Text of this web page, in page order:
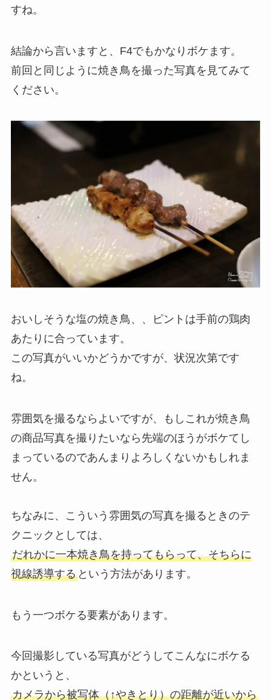
すね。
結論から言いますと、F4でもかなりボケます。
前回と同じように焼き鳥を撮った写真を見てみて
ください。
おいしそうな塩の焼き鳥、、ピントは手前の鶏肉
あたりに合っています。
この写真がいいかどうかですが、状況次第です
ね。
雰囲気を撮るならよいですが、もしこれが焼き鳥
の商品写真を撮りたいなら先端のほうがボケてし
まっているのであんまりよろしくないかもしれま
せん。
ちなみに、こういう雰囲気の写真を撮るときのテ
クニックとしては、
だれかに一本焼き鳥を持ってもらって、そちらに
視線誘導するという方法があります。
もう一つボケる要素があります。
今回撮影している写真がどうしてこんなにボケる
かというと、
カメラから被写体（↑やきとり）の距離が近いから